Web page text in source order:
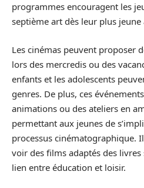
programmes encouragent les
septième art dès leur plus jeune
Les cinémas peuvent proposer
lors des mercredis ou des
enfants et les adolescents
genres. De plus, ces
animations ou des ateliers en
permettant aux jeunes de
processus cinématographique.
voir des films adaptés des
lien entre éducation et loisir.